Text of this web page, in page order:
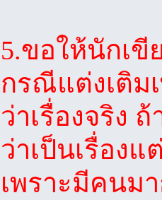
5.ขอให้นักเขี
กรณีแต่งเติม
ว่าเรื่องจริง
ว่าเป็นเรื่อง
เพราะมีคนม